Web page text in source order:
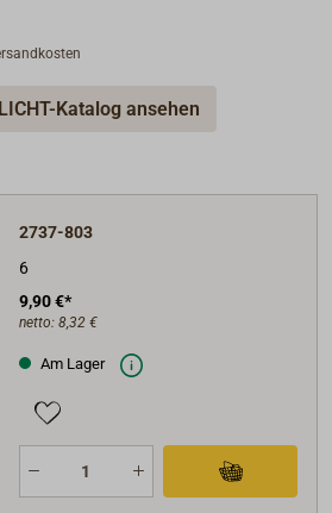
Katalog ansehen
2737-803
6
9,90 €*
netto: 8,32 €
Am Lager